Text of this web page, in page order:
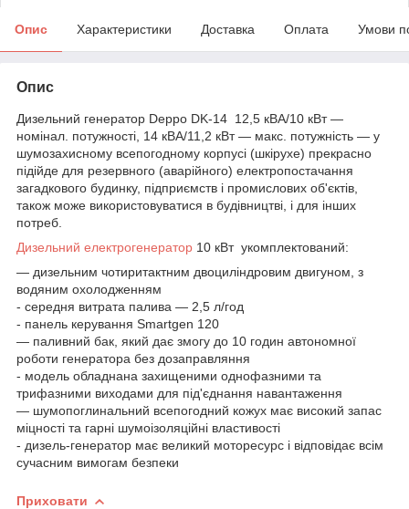
Опис Характеристики Доставка Оплата Умови
Опис
Дизельний генератор Deppo DK-14 12,5 кВА/10 кВт —
номінал. потужності, 14 кВА/11,2 кВт — макс. потужність — у
шумозахисному всепогодному корпусі (шкірухе) прекрасно
підійде для резервного (аварійного) електропостачання
загадкового будинку, підприємств і промислових об'єктів,
також може використовуватися в будівництві, і для інших
потреб.
Дизельний електрогенератор 10 кВт укомплектований:
— дизельним чотиритактним двоциліндровим двигуном, з
водяним охолодженням
- середня витрата палива — 2,5 л/год
- панель керування Smartgen 120
— паливний бак, який дає змогу до 10 годин автономної
роботи генератора без дозаправляння
- модель обладнана захищеними однофазними та
трифазними виходами для під'єднання навантаження
— шумопоглинальний всепогодний кожух має високий запас
міцності та гарні шумоізоляційні властивості
- дизель-генератор має великий моторесурс і відповідає всім
сучасним вимогам безпеки
Приховати